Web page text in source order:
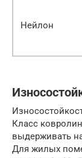
Нейлон
Класс
выдерживать
Для жилых